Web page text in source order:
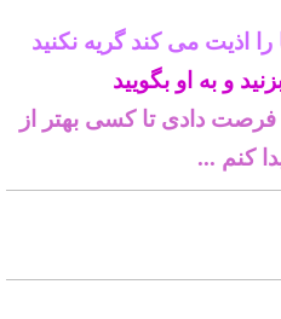
اذیت می کند گریه نکنید
و به او بگویید
دادی تا کسی بهتر از
کنم ...